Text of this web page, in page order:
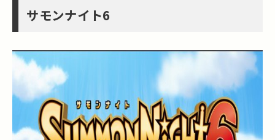
サモンナイト6